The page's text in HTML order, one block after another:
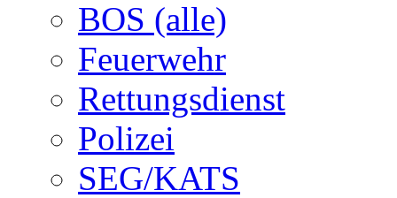
BOS (alle)
Feuerwehr
Rettungsdienst
Polizei
SEG/KATS